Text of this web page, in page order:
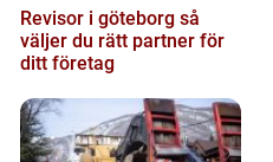
Revisor i göteborg så
väljer du rätt partner för
ditt företag